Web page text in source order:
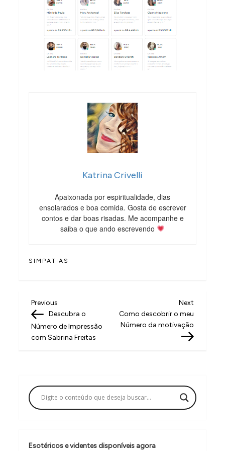
Katrina Crivelli
Apaixonada por espiritualidade, dias
ensolarados e boa comida. Gosta de escrever
contos e dar boas risadas. Me acompanhe e
saiba o que ando escrevendo
SIMPATIAS
N
a
v
a
ç
o
Previous
Post
Previous
Descubra o
Número de Impressão
com Sabrina Freitas
Next
Post
Next
Como descobrir o meu
Número da motivação
Esotéricos e videntes disponíveis agora